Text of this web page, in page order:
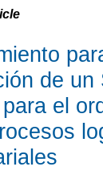
de un
el